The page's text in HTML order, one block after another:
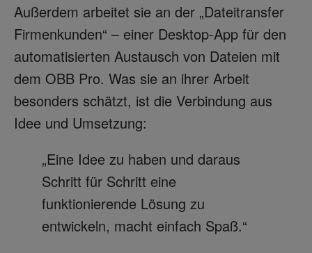
Außerdem arbeitet sie an der „Dateitransfer
Firmenkunden“ – einer Desktop-App für den
automatisierten Austausch von Dateien mit
dem OBB Pro. Was sie an ihrer Arbeit
besonders schätzt, ist die Verbindung aus
Idee und Umsetzung:
„Eine Idee zu haben und daraus
Schritt für Schritt eine
funktionierende Lösung zu
entwickeln, macht einfach Spaß.“